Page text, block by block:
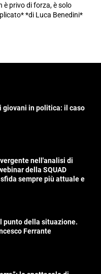
privo di forza, è solo
*di Luca Benedini*
giovani in politica: il caso
nell'analisi di
della SQUAD
sfida sempre più attuale e
punto della situazione.
Ferrante